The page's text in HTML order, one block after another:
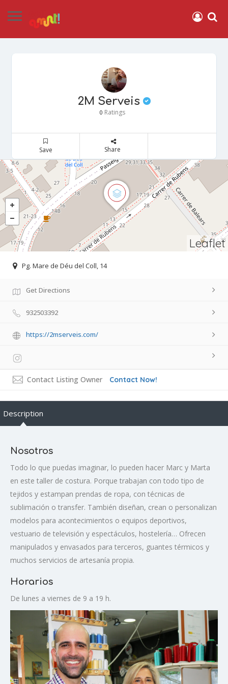
2M Serveis
0 Ratings
Save Share
Leaflet
Pg. Mare de Déu del Coll, 14
Get Directions
932503392
https://2mserveis.com/
Contact Listing Owner Contact Now!
Description
Nosotros
Todo lo que puedas imaginar, lo pueden hacer Marc y Marta
en este taller de costura. Porque trabajan con todo tipo de
tejidos y estampan prendas de ropa, con técnicas de
sublimación o transfer. También diseñan, crean o personalizan
modelos para acontecimientos o equipos deportivos,
vestuario de televisión y espectáculos, hostelería… Ofrecen
manipulados y envasados para terceros, guantes térmicos y
muchos servicios de artesanía propia.
Horarios
De lunes a viernes de 9 a 19 h.